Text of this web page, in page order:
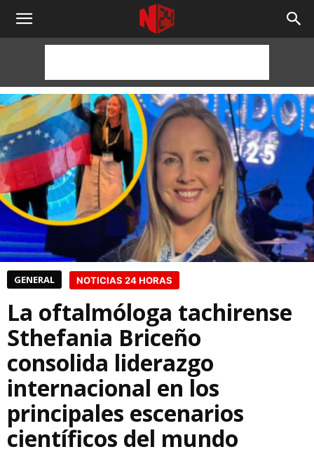
NOTICIAS
HORAS
GENERAL NOTICIAS 24 HORAS
La oftalmóloga tachirense
Sthefania Briceño
consolida liderazgo
internacional en los
principales escenarios
científicos del mundo